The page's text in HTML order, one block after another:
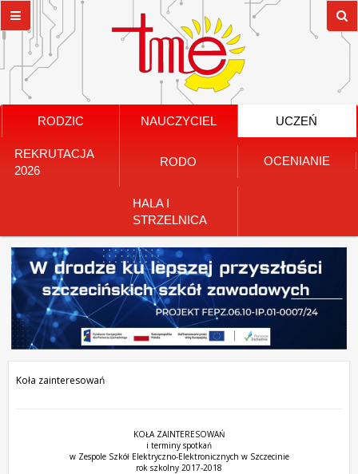
RODZIC NAUCZYCIEL UCZEŃ
REKRUTACJA
2026
RODO OCENIANIE
HALA I
STRZELNICA
Koła zainteresowań
KOŁA ZAINTERESOWAŃ
i terminy spotkań
w Zespole Szkół Elektryczno-Elektronicznych w Szczecinie
rok szkolny 2017-2018